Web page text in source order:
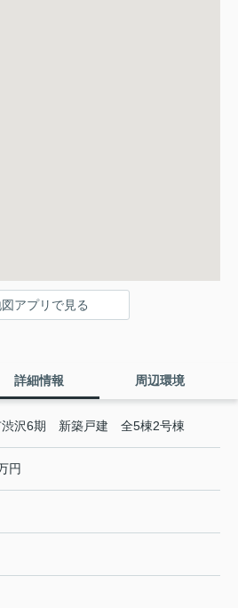
アプリで見る
詳細情報 周辺環境
渋沢6期 新築戸建 全5棟2号棟
円